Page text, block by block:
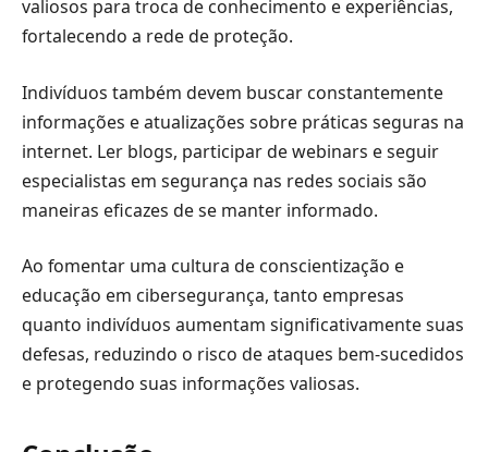
valiosos para troca de conhecimento e experiências,
fortalecendo a rede de proteção.
Indivíduos também devem buscar constantemente
informações e atualizações sobre práticas seguras na
internet. Ler blogs, participar de webinars e seguir
especialistas em segurança nas redes sociais são
maneiras eficazes de se manter informado.
Ao fomentar uma cultura de conscientização e
educação em cibersegurança, tanto empresas
quanto indivíduos aumentam significativamente suas
defesas, reduzindo o risco de ataques bem-sucedidos
e protegendo suas informações valiosas.